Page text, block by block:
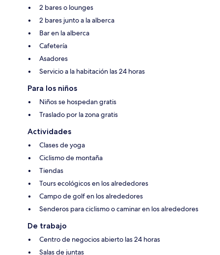
2 bares o lounges
2 bares junto a la alberca
Bar en la alberca
Cafetería
Asadores
Servicio a la habitación las 24 horas
Para los niños
Niños se hospedan gratis
Traslado por la zona gratis
Actividades
Clases de yoga
Ciclismo de montaña
Tiendas
Tours ecológicos en los alrededores
Campo de golf en los alrededores
Senderos para ciclismo o caminar en los alrededores
De trabajo
Centro de negocios abierto las 24 horas
Salas de juntas